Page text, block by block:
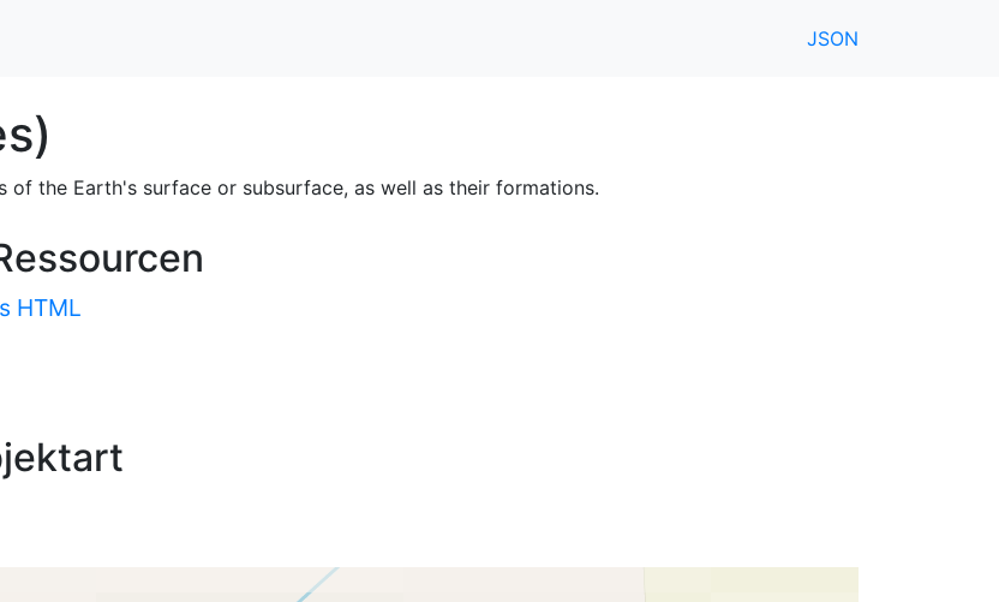
JSON
the Earth's surface or subsurface, as well as their formations.
HTML